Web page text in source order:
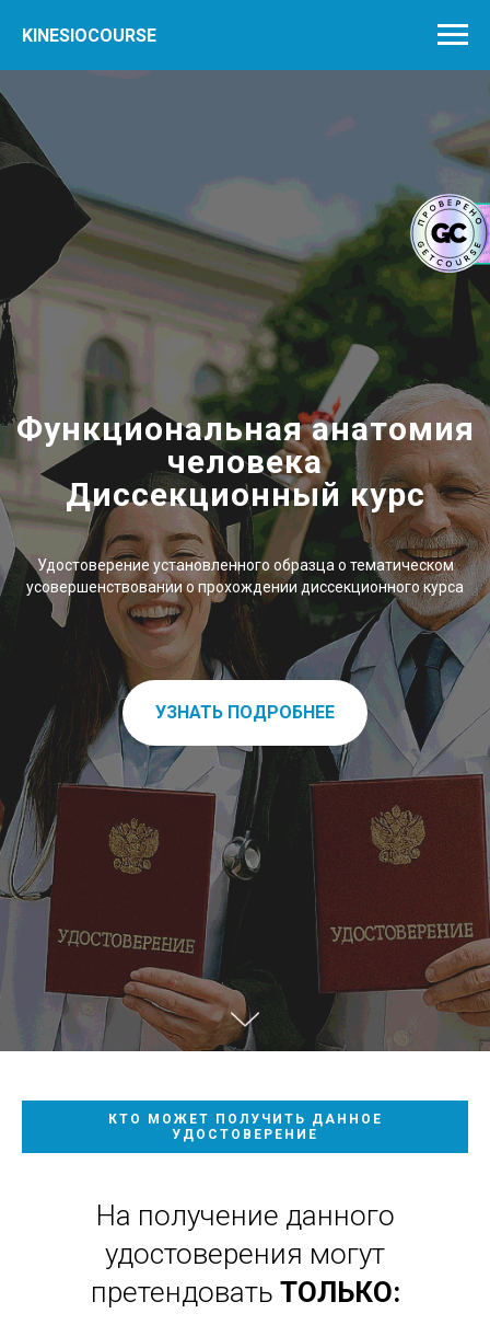
KINESIOCOURSE
Функциональная анатомия
человека
Диссекционный курс
Удостоверение установленного образца о тематическом
усовершенствовании о прохождении диссекционного курса
УЗНАТЬ ПОДРОБНЕЕ
КТО МОЖЕТ ПОЛУЧИТЬ ДАННОЕ
УДОСТОВЕРЕНИЕ
На получение данного
удостоверения могут
претендовать ТОЛЬКО: